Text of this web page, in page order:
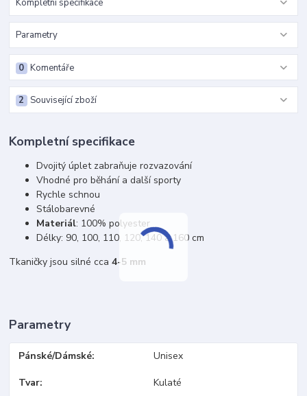
Kompletní specifikace
Parametry
Komentáře
0
Související zboží
2
Kompletní specifikace
Dvojitý úplet zabraňuje rozvazování
Vhodné pro běhání a další sporty
Rychle schnou
Stálobarevné
Materiál: 100% polyester
Délky: 90, 100, 110, 120, 140 a 160 cm
Tkaničky jsou silné cca4-5 mm
Parametry
Pánské/Dámské Unisex
Tvar Kulaté